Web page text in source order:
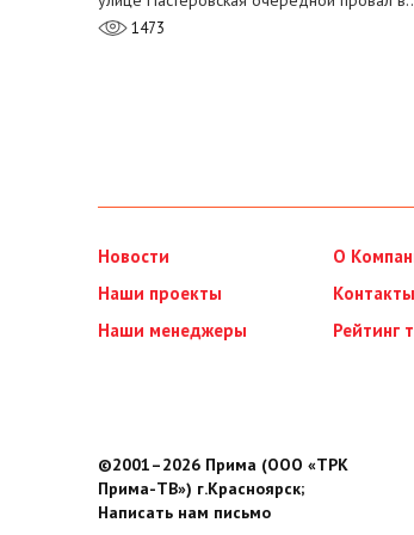
1473
Новости
Наши проекты
Наши менеджеры
О
Контакты
Рейтинг
©2001–2026 Прима (ООО «ТРК
Прима-ТВ») г.Красноярск;
Написать нам письмо